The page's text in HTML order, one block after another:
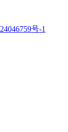
号-1